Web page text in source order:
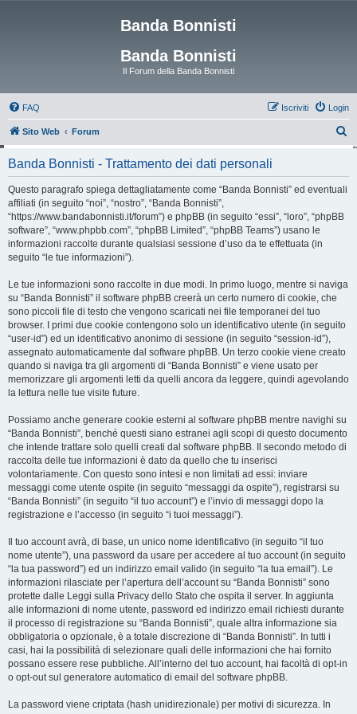
Banda Bonnisti
Banda Bonnisti
Il Forum della Banda Bonnisti
FAQ Login
Iscriviti
Sito Web Forum
Banda Bonnisti - Trattamento dei dati personali
Questo paragrafo spiega dettagliatamente come “Banda Bonnisti” ed eventuali
affiliati (in seguito “noi”, “nostro”, “Banda Bonnisti”,
“https://www.bandabonnisti.it/forum”) e phpBB (in seguito “essi”, “loro”, “phpBB
software”, “www.phpbb.com”, “phpBB Limited”, “phpBB Teams”) usano le
informazioni raccolte durante qualsiasi sessione d’uso da te effettuata (in
seguito “le tue informazioni”).
Le tue informazioni sono raccolte in due modi. In primo luogo, mentre si naviga
su “Banda Bonnisti” il software phpBB creerà un certo numero di cookie, che
sono piccoli file di testo che vengono scaricati nei file temporanei del tuo
browser. I primi due cookie contengono solo un identificativo utente (in seguito
“user-id”) ed un identificativo anonimo di sessione (in seguito “session-id”),
assegnato automaticamente dal software phpBB. Un terzo cookie viene creato
quando si naviga tra gli argomenti di “Banda Bonnisti” e viene usato per
memorizzare gli argomenti letti da quelli ancora da leggere, quindi agevolando
la lettura nelle tue visite future.
Possiamo anche generare cookie esterni al software phpBB mentre navighi su
“Banda Bonnisti”, benché questi siano estranei agli scopi di questo documento
che intende trattare solo quelli creati dal software phpBB. Il secondo metodo di
raccolta delle tue informazioni è dato da quello che tu inserisci
volontariamente. Con questo sono intesi e non limitati ad essi: inviare
messaggi come utente ospite (in seguito “messaggi da ospite”), registrarsi su
“Banda Bonnisti” (in seguito “il tuo account”) e l’invio di messaggi dopo la
registrazione e l’accesso (in seguito “i tuoi messaggi”).
Il tuo account avrà, di base, un unico nome identificativo (in seguito “il tuo
nome utente”), una password da usare per accedere al tuo account (in seguito
“la tua password”) ed un indirizzo email valido (in seguito “la tua email”). Le
informazioni rilasciate per l’apertura dell’account su “Banda Bonnisti” sono
protette dalle Leggi sulla Privacy dello Stato che ospita il server. In aggiunta
alle informazioni di nome utente, password ed indirizzo email richiesti durante
il processo di registrazione su “Banda Bonnisti”, quale altra informazione sia
obbligatoria o opzionale, è a totale discrezione di “Banda Bonnisti”. In tutti i
casi, hai la possibilità di selezionare quali delle informazioni che hai fornito
possano essere rese pubbliche. All’interno del tuo account, hai facoltà di opt-in
o opt-out sul generatore automatico di email del software phpBB.
La password viene criptata (hash unidirezionale) per motivi di sicurezza. In